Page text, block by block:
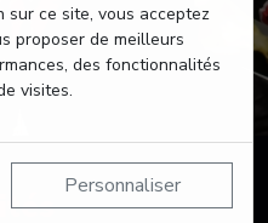
sur ce site, vous acceptez
proposer de meilleurs
des fonctionnalités
visites.
Personnaliser